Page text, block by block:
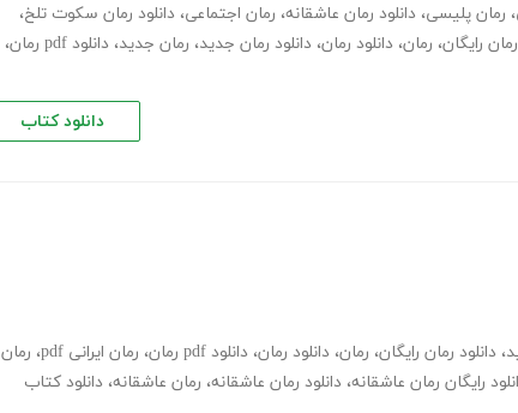
، رمان پلیسی، دانلود رمان عاشقانه، رمان اجتماعی، دانلود رمان سکوت تلخ،
رایگان، رمان، دانلود رمان، دانلود رمان جدید، رمان جدید، دانلود pdf رمان
،
دانلود کتاب
، دانلود رمان رایگان، رمان، دانلود رمان، دانلود pdf رمان ، رمان ایرانی pdf ، رمان
رایگان رمان عاشقانه، دانلود رمان عاشقانه، رمان عاشقانه، دانلود کتاب